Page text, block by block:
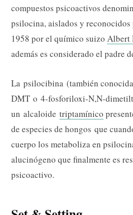
compuestos psicoactivos
psilocina, aislados y reconocidos
1958 por el químico suizo Albert
además es considerado el padre
La psilocibina (también
DMT o 4-fosforiloxi-N,N-
un alcaloide triptamínico
de especies de hongos que
cuerpo los metaboliza en
alucinógeno que finalmente es
psicoactivo.